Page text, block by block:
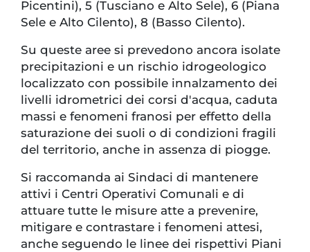
Picentini), 5 (Tusciano e Alto Sele), 6 (Piana
Sele e Alto Cilento), 8 (Basso Cilento).
Su queste aree si prevedono ancora isolate
precipitazioni e un rischio idrogeologico
localizzato con possibile innalzamento dei
livelli idrometrici dei corsi d'acqua, caduta
massi e fenomeni franosi per effetto della
saturazione dei suoli o di condizioni fragili
del territorio, anche in assenza di piogge.
Si raccomanda ai Sindaci di mantenere
attivi i Centri Operativi Comunali e di
attuare tutte le misure atte a prevenire,
mitigare e contrastare i fenomeni attesi,
anche seguendo le linee dei rispettivi Piani